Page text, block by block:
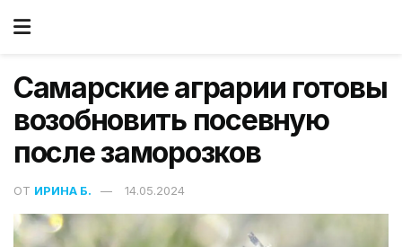
Самарские аграрии готовы
возобновить посевную
после заморозков
ОТ ИРИНА Б. 14.05.2024